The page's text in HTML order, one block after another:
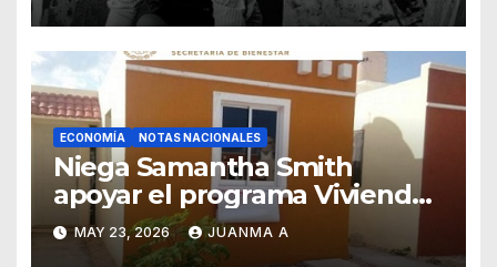
ECONOMÍA NOTAS NACIONALES
Niega Samantha Smith
apoyar el programa Vivienda
para el Bienestar
MAY 23, 2026 JUANMA A